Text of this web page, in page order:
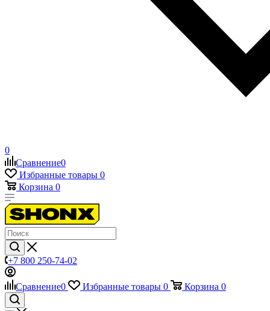
0
Сравнение0
Избранные товары 0
Корзина 0
+7 800 250-74-02
Сравнение0 Избранные товары 0 Корзина 0